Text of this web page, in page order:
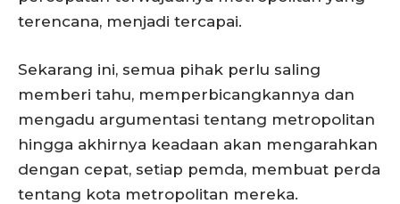
terencana, menjadi tercapai.
Sekarang ini, semua pihak perlu saling
memberi tahu, memperbicangkannya dan
mengadu argumentasi tentang metropolitan
hingga akhirnya keadaan akan mengarahkan
dengan cepat, setiap pemda, membuat perda
tentang kota metropolitan mereka.